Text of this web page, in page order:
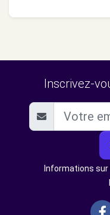
Inscrivez-
Informations